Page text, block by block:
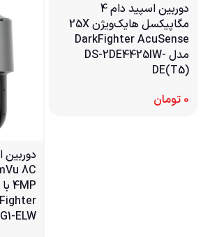
دوربین اسپید دام 4
مگاپیکسل هایک‌ویژن 25X
DarkFighter AcuSense
مدل DS-2DE4425IW-
DE(T5)
0 تومان
دوربین
ELW